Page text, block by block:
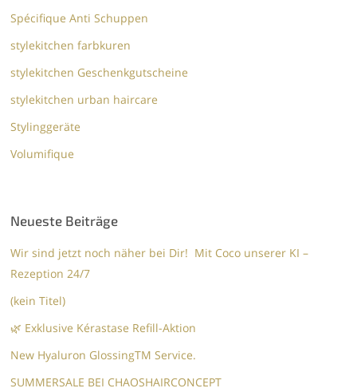
Spécifique Anti Schuppen
stylekitchen farbkuren
stylekitchen Geschenkgutscheine
stylekitchen urban haircare
Stylinggeräte
Volumifique
Neueste Beiträge
Wir sind jetzt noch näher bei Dir! Mit Coco unserer KI –
Rezeption 24/7
(kein Titel)
🌿 Exklusive Kérastase Refill-Aktion
New Hyaluron GlossingTM​ Service.​
SUMMERSALE BEI CHAOSHAIRCONCEPT